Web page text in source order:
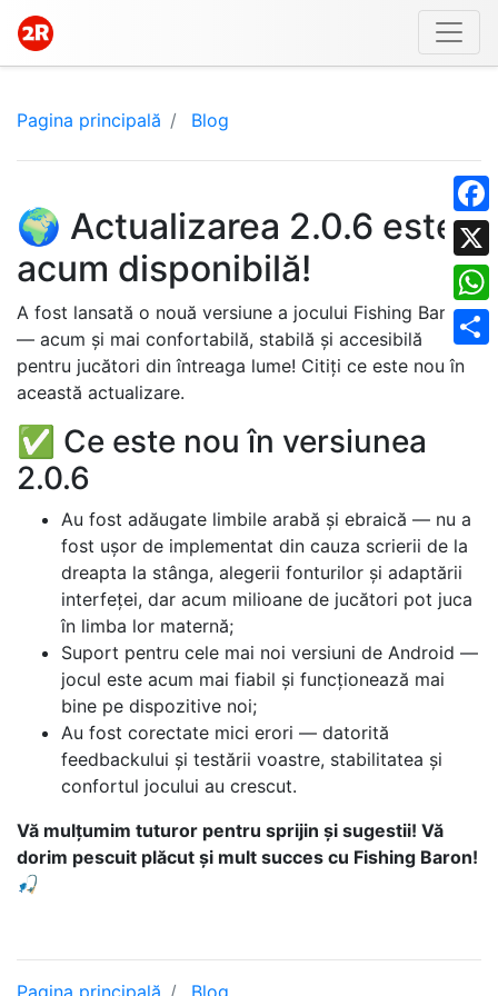
X
Pagina principală Blog
🌍 Actualizarea 2.0.6 este
acum disponibilă!
A fost lansată o nouă versiune a jocului Fishing Baron
— acum și mai confortabilă, stabilă și accesibilă
pentru jucători din întreaga lume! Citiți ce este nou în
această actualizare.
✅ Ce este nou în versiunea
2.0.6
Au fost adăugate limbile arabă și ebraică — nu a
fost ușor de implementat din cauza scrierii de la
dreapta la stânga, alegerii fonturilor și adaptării
interfeței, dar acum milioane de jucători pot juca
în limba lor maternă;
Suport pentru cele mai noi versiuni de Android —
jocul este acum mai fiabil și funcționează mai
bine pe dispozitive noi;
Au fost corectate mici erori — datorită
feedbackului și testării voastre, stabilitatea și
confortul jocului au crescut.
Vă mulțumim tuturor pentru sprijin și sugestii! Vă
dorim pescuit plăcut și mult succes cu Fishing Baron!
🎣
Pagina principală Blog